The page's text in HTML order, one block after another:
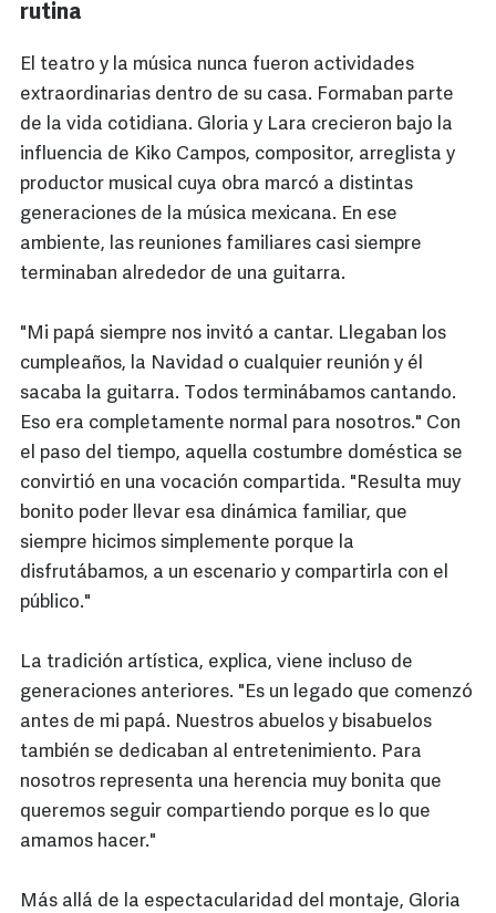
rutina
El teatro y la música nunca fueron actividades
extraordinarias dentro de su casa. Formaban parte
de la vida cotidiana. Gloria y Lara crecieron bajo la
influencia de Kiko Campos, compositor, arreglista y
productor musical cuya obra marcó a distintas
generaciones de la música mexicana. En ese
ambiente, las reuniones familiares casi siempre
terminaban alrededor de una guitarra.
"Mi papá siempre nos invitó a cantar. Llegaban los
cumpleaños, la Navidad o cualquier reunión y él
sacaba la guitarra. Todos terminábamos cantando.
Eso era completamente normal para nosotros." Con
el paso del tiempo, aquella costumbre doméstica se
convirtió en una vocación compartida. "Resulta muy
bonito poder llevar esa dinámica familiar, que
siempre hicimos simplemente porque la
disfrutábamos, a un escenario y compartirla con el
público."
La tradición artística, explica, viene incluso de
generaciones anteriores. "Es un legado que comenzó
antes de mi papá. Nuestros abuelos y bisabuelos
también se dedicaban al entretenimiento. Para
nosotros representa una herencia muy bonita que
queremos seguir compartiendo porque es lo que
amamos hacer."
Más allá de la espectacularidad del montaje, Gloria